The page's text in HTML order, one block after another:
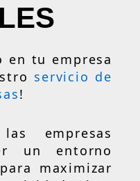
en tu empresa
servicio de
!
empresas
un entorno
maximizar